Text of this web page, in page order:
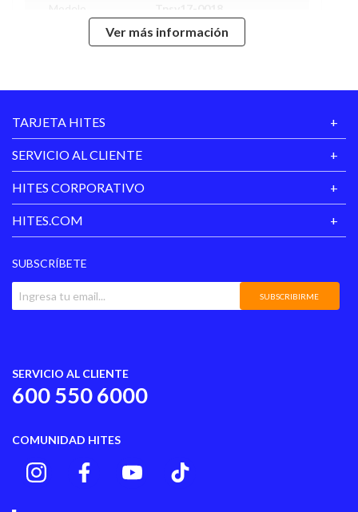
No
Tipo de Taco No
Hecho en
Ver más información
TARJETA HITES
SERVICIO AL CLIENTE
HITES CORPORATIVO
HITES.COM
SUBSCRÍBETE
SUBSCRIBIRME
SERVICIO AL CLIENTE
600 550 6000
COMUNIDAD HITES